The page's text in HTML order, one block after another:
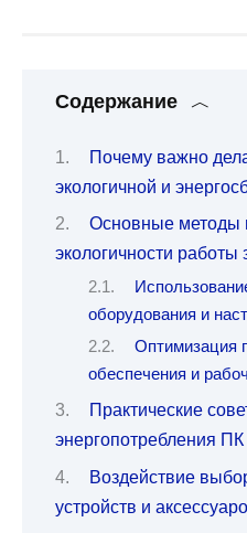
Содержание
Почему важно
экологичной и
Основные методы
экологичности работы
оборудования и
Оптимизация
обеспечения и
Практические
энергопотребления ПК
Воздействие
устройств и